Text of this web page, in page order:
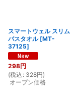
スマートウェル スリム
バスタオル [MT-
37125]
298円
(税込 : 328円)
オープン価格